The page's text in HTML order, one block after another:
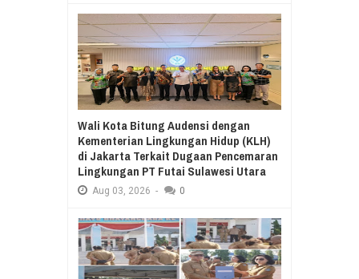
Wali Kota Bitung Audensi dengan
Kementerian Lingkungan Hidup (KLH)
di Jakarta Terkait Dugaan Pencemaran
Lingkungan PT Futai Sulawesi Utara
Aug 03, 2026 - 0